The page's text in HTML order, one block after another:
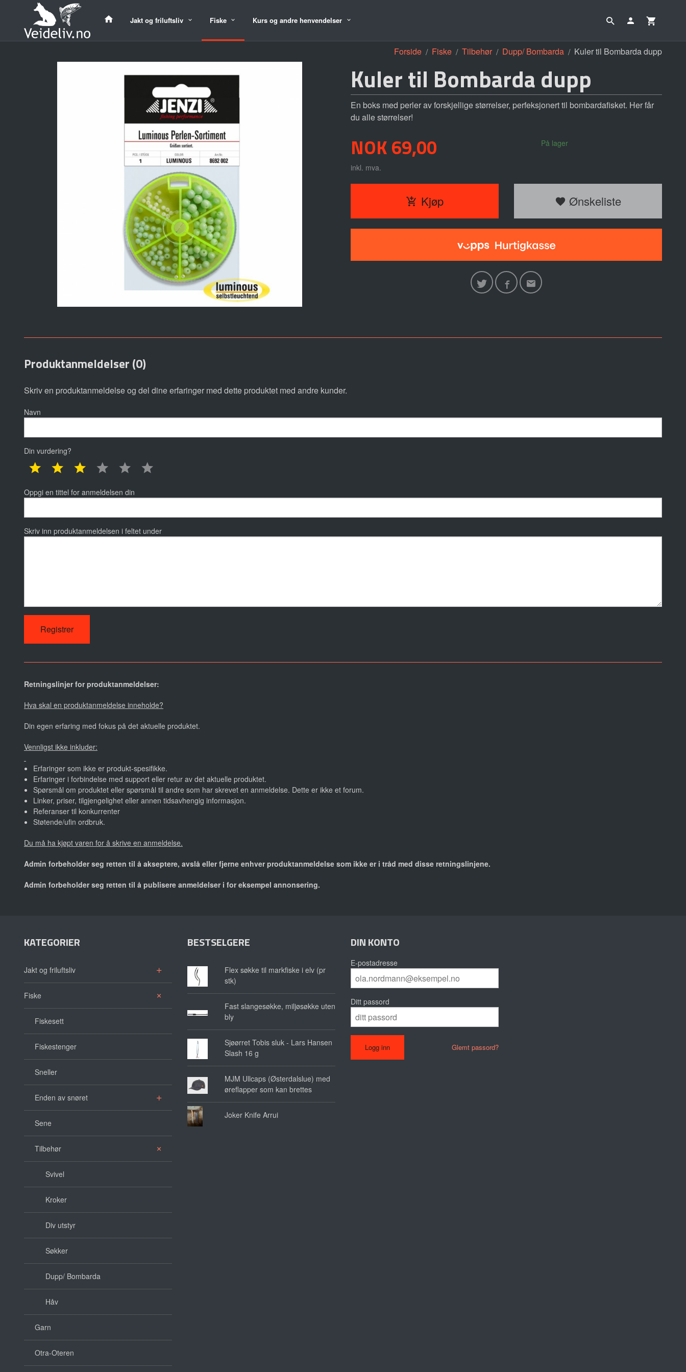
innholdet
Jakt og friluftsliv Fiske Kurs og andre henvendelser
Forside Fiske Tilbehør Dupp/ Bombarda Kuler til Bombarda dupp
Kuler til Bombarda dupp
En boks med perler av forskjellige størrelser, perfeksjonert til bombardafisket. Her får
du alle størrelser!
Pris
NOK69,00
inkl. mva.
På lager
Kjøp Ønskeliste
Produktanmeldelser (0)
Skriv en produktanmeldelse og del dine erfaringer med dette produktet med andre kunder.
Navn
Din vurdering?
1 star 2 star 3 star 4 star 5 star
Oppgi en tittel for anmeldelsen din
Skriv inn produktanmeldelsen i feltet under
Retningslinjer for produktanmeldelser:
Hva skal en produktanmeldelse inneholde?
Din egen erfaring med fokus på det aktuelle produktet.
Vennligst ikke inkluder:
Erfaringer som ikke er produkt-spesifikke.
Erfaringer i forbindelse med support eller retur av det aktuelle produktet.
Spørsmål om produktet eller spørsmål til andre som har skrevet en anmeldelse. Dette er ikke et forum.
Linker, priser, tilgjengelighet eller annen tidsavhengig informasjon.
Referanser til konkurrenter
Støtende/ufin ordbruk.
Du må ha kjøpt varen for å skrive en anmeldelse.
Admin forbeholder seg retten til å akseptere, avslå eller fjerne enhver produktanmeldelse som ikke er i tråd med disse retningslinjene.
Admin forbeholder seg retten til å publisere anmeldelser i for eksempel annonsering.
KATEGORIER
Jakt og friluftsliv
Fiske
Fiskesett
Fiskestenger
Sneller
Enden av snøret
Sene
Tilbehør
Svivel
Kroker
Div utstyr
Søkker
Dupp/ Bombarda
Håv
Garn
Otra-Oteren
BESTSELGERE
Flex søkke til markfiske i elv (pr
stk)
Fast slangesøkke, miljøsøkke uten
bly
Sjøørret Tobis sluk - Lars Hansen
Slash 16 g
MJM Ullcaps (Østerdalslue) med
øreflapper som kan brettes
Joker Knife Arrui
DIN KONTO
E-postadresse
Ditt passord
Glemt passord?